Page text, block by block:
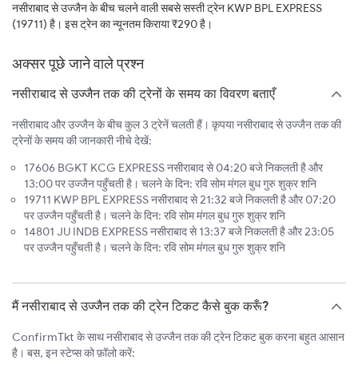
नसीराबाद से उज्जैन के बीच चलने वाली सबसे सस्ती ट्रेन KWP BPL EXPRESS
(19711) है। इस ट्रेन का न्यूनतम किराया ₹290 है।
अक्सर पूछे जाने वाले प्रश्न
नसीराबाद से उज्जैन तक की ट्रेनों के समय का विवरण बताएँ
नसीराबाद और उज्जैन के बीच कुल 3 ट्रेनें चलती हैं। कृपया नसीराबाद से उज्जैन तक की
ट्रेनों के समय की जानकारी नीचे देखें:
17606 BGKT KCG EXPRESS नसीराबाद से 04:20 बजे निकलती है और
13:00 पर उज्जैन पहुँचती है। चलने के दिन: रवि सोम मंगल बुध गुरु शुक्र शनि
19711 KWP BPL EXPRESS नसीराबाद से 21:32 बजे निकलती है और 07:20
पर उज्जैन पहुँचती है। चलने के दिन: रवि सोम मंगल बुध गुरु शुक्र शनि
14801 JU INDB EXPRESS नसीराबाद से 13:37 बजे निकलती है और 23:05
पर उज्जैन पहुँचती है। चलने के दिन: रवि सोम मंगल बुध गुरु शुक्र शनि
मैं नसीराबाद से उज्जैन तक की ट्रेन टिकट कैसे बुक करूँ?
ConfirmTkt के साथ नसीराबाद से उज्जैन तक की ट्रेन टिकट बुक करना बहुत आसान
है। बस, इन स्टेप्स को फ़ॉलो करें: